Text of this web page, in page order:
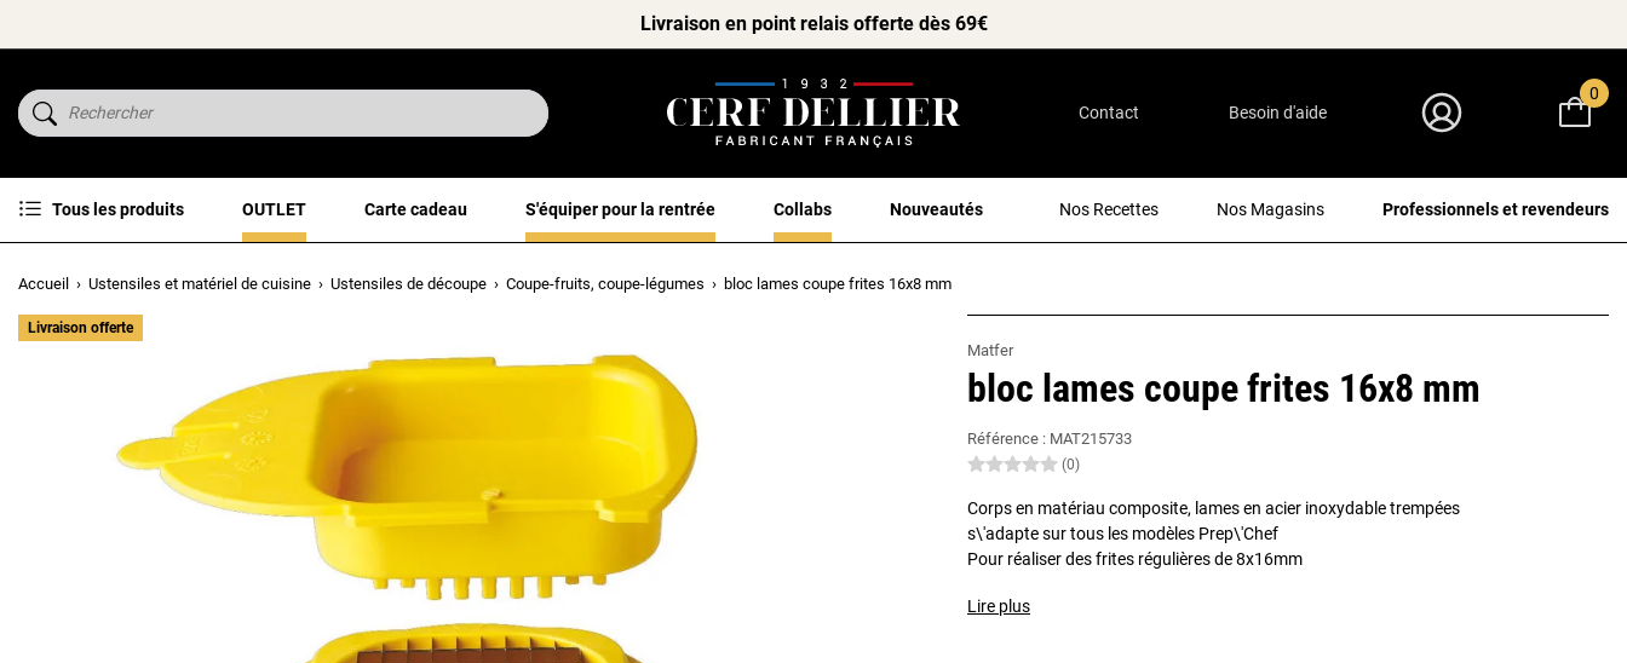
Livraison en point relais offerte dès 69€
Contact Besoin d'aide
0
Tous les produits OUTLET Carte cadeau S'équiper pour la rentrée Collabs Nouveautés Nos Recettes Nos Magasins Professionnels et revendeurs
Accueil Ustensiles et matériel de cuisine Ustensiles de découpe Coupe-fruits, coupe-légumes bloc lames coupe frites 16x8 mm
Matfer
bloc lames coupe frites 16x8 mm
Référence : MAT215733
(0)
Corps en matériau composite, lames en acier inoxydable trempées
s\'adapte sur tous les modèles Prep\'Chef
Pour réaliser des frites régulières de 8x16mm
Lire plus
Livraison offerte